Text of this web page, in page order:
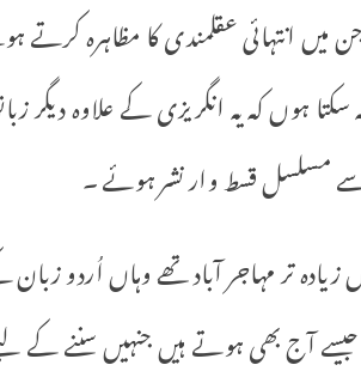
انتہائی عقلمندی کا مظاہرہ کرتے
ہوں کہ یہ انگریزی کے علاوہ دیگر
زیادہ تر مہاجر آباد تھے وہاں اُردو
آج بھی ہوتے ہیں جنہیں سننے کے